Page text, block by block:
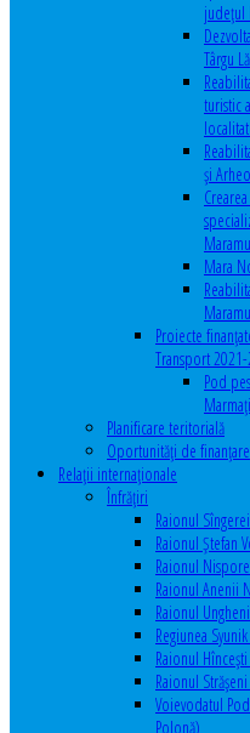
județul
Târgu
turistic
și
Mara
Proiecte
Transport
Pod
Planificare teritorială
Oportunităţi de finanţare
Relaţii internaţionale
Înfrăţiri
Raionul
Raionul Ștefan
Raionul
Raionul Anenii
Raionul
Regiunea
Raionul
Raionul
Voievodatul
Polonă)